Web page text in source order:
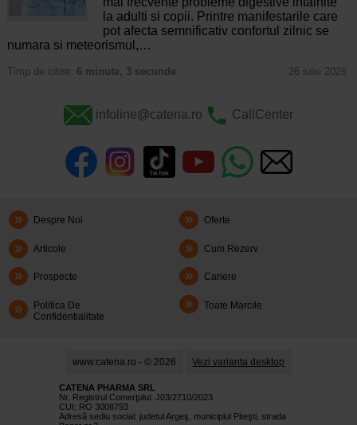
la adulti si copii. Printre manifestarile care
pot afecta semnificativ confortul zilnic se
numara si meteorismul,…
Timp de citire: 6 minute, 3 secunde 26 iulie 2026
infoline@catena.ro CallCenter
Despre Noi Oferte
Articole Cum Rezerv
Prospecte Cariere
Politica De
Confidentialitate
Toate Marcile
www.catena.ro - © 2026 Vezi varianta desktop
CATENA PHARMA SRL
Nr. Registrul Comerţului: J03/2710/2023
CUI: RO 3008793
Adresă sediu social: judetul Argeş, municipiul Piteşti, strada